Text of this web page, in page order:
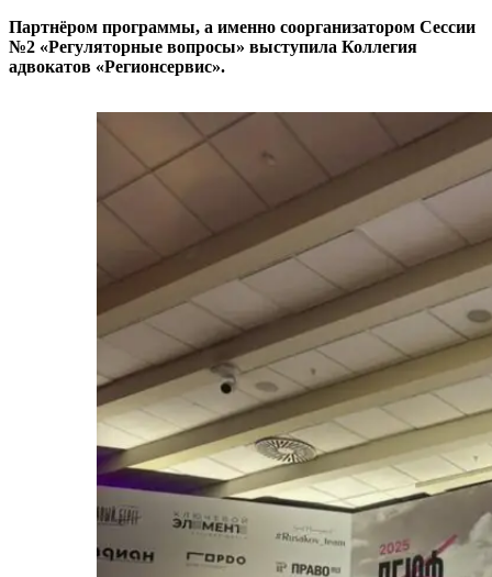
Партнёром программы, а именно соорганизатором Сессии
№2 «Регуляторные вопросы» выступила Коллегия
адвокатов «Регионсервис».